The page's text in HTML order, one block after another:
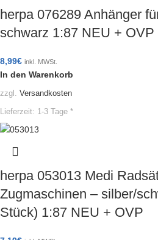
herpa 076289 Anhänger
schwarz 1:87 NEU + OVP
8,99€ inkl. MWSt.
In den Warenkorb
zzgl. Versandkosten
Lieferzeit: 1-3 Tage *
herpa 053013 Medi
Zugmaschinen – silber/
Stück) 1:87 NEU + OVP